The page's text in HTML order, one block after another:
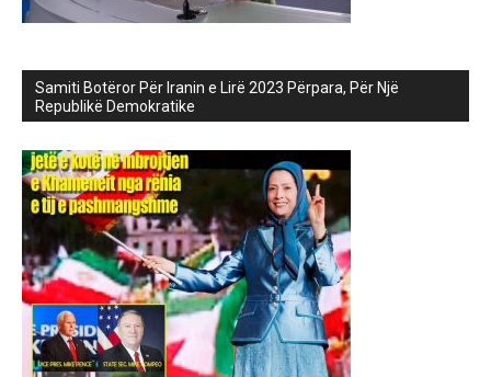
Samiti Botëror Për Iranin e Lirë 2023 Përpara, Për Një
Republikë Demokratike